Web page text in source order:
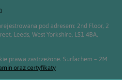
pod adresem: 2nd Floor, 2
Leeds, West Yorkshire, LS1 4BA,
prawa zastrzeżone. Surfachem – 2M
oraz certyfikaty